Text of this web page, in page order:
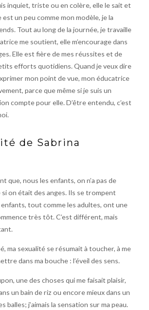
inquiet, triste ou en colère, elle le sait et
est un peu comme mon modèle, je la
Tout au long de la journée, je travaille
me soutient, elle m’encourage dans
Elle est fière de mes réussites et de
efforts quotidiens. Quand je veux dire
mon point de vue, mon éducatrice
parce que même si je suis un
compte pour elle. D’être entendu, c’est
de Sabrina
que, nous les enfants, on n’a pas de
si on était des anges. Ils se trompent
tout comme les adultes, ont une
très tôt. C’est différent, mais
ma sexualité se résumait à toucher, à me
dans ma bouche : l’éveil des sens.
une des choses qui me faisait plaisir,
un bain de riz ou encore mieux dans un
balles; j’aimais la sensation sur ma peau.